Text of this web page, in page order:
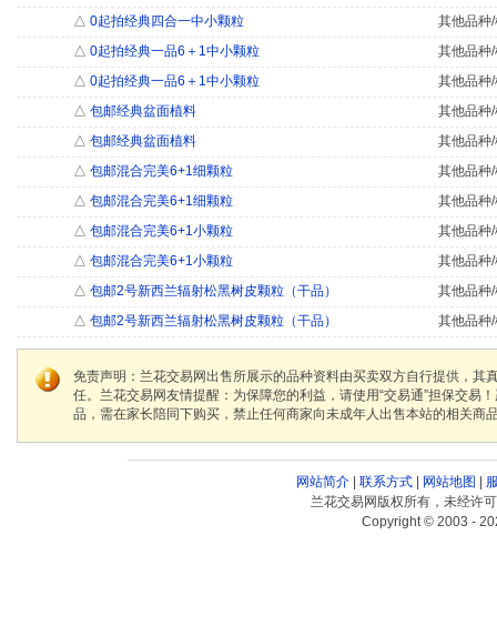
△ 0起拍经典四合一中小颗粒
其他品种
△ 0起拍经典一品6＋1中小颗粒
其他品种
△ 0起拍经典一品6＋1中小颗粒
其他品种
△ 包邮经典盆面植料
其他品种
△ 包邮经典盆面植料
其他品种
△ 包邮混合完美6+1细颗粒
其他品种
△ 包邮混合完美6+1细颗粒
其他品种
△ 包邮混合完美6+1小颗粒
其他品种
△ 包邮混合完美6+1小颗粒
其他品种
△ 包邮2号新西兰辐射松黑树皮颗粒（干品）
其他品种
△ 包邮2号新西兰辐射松黑树皮颗粒（干品） 其他品种
免责声明：兰花交易网出售所展示的品种资料由买卖双方自行提供，
任。兰花交易网友情提醒：为保障您的利益，请使用“交易通”担保交
品，需在家长陪同下购买，禁止任何商家向未成年人出售本站的相关商
网站简介| 联系方式| 网站地图
兰花交易网版权所有，未经许
Copyright © 2003 -